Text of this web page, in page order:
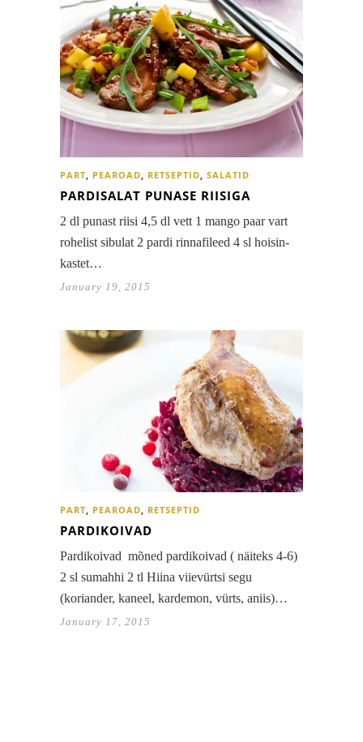
PART, PEAROAD, RETSEPTID, SALATID
PARDISALAT PUNASE RIISIGA
2 dl punast riisi 4,5 dl vett 1 mango paar vart
rohelist sibulat 2 pardi rinnafileed 4 sl hoisin-
kastet…
January 19, 2015
PART, PEAROAD, RETSEPTID
PARDIKOIVAD
Pardikoivad mõned pardikoivad ( näiteks 4-6)
2 sl sumahhi 2 tl Hiina viievürtsi segu
(koriander, kaneel, kardemon, vürts, aniis)…
January 17, 2015